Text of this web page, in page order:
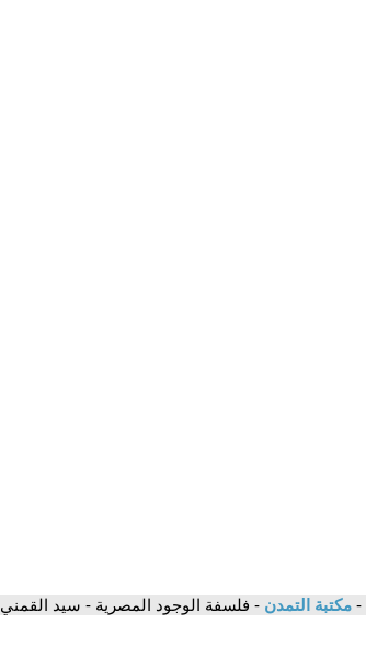
- مكتبة التمدن - فلسفة الوجود المصرية - سيد القمني